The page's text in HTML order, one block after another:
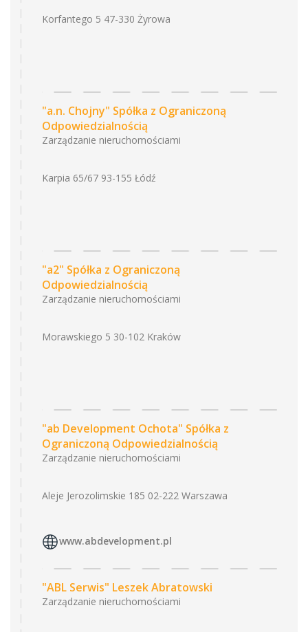
Korfantego 5 47-330 Żyrowa
"a.n. Chojny" Spółka z Ograniczoną
Odpowiedzialnością
Zarządzanie nieruchomościami
Karpia 65/67 93-155 Łódź
"a2" Spółka z Ograniczoną
Odpowiedzialnością
Zarządzanie nieruchomościami
Morawskiego 5 30-102 Kraków
"ab Development Ochota" Spółka z
Ograniczoną Odpowiedzialnością
Zarządzanie nieruchomościami
Aleje Jerozolimskie 185 02-222 Warszawa
www.abdevelopment.pl
"ABL Serwis" Leszek Abratowski
Zarządzanie nieruchomościami